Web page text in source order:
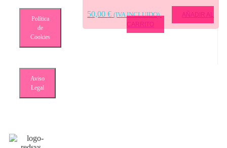
50,00€ (IVA INCLUIDO)
AÑADIR AL
CARRITO
Política
de
Cookies
Aviso
Legal